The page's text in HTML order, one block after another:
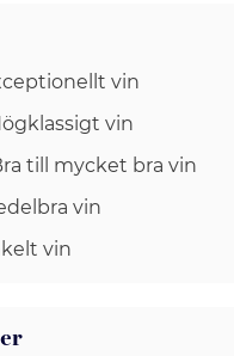
vin
vin
till mycket bra vin
vin
vin